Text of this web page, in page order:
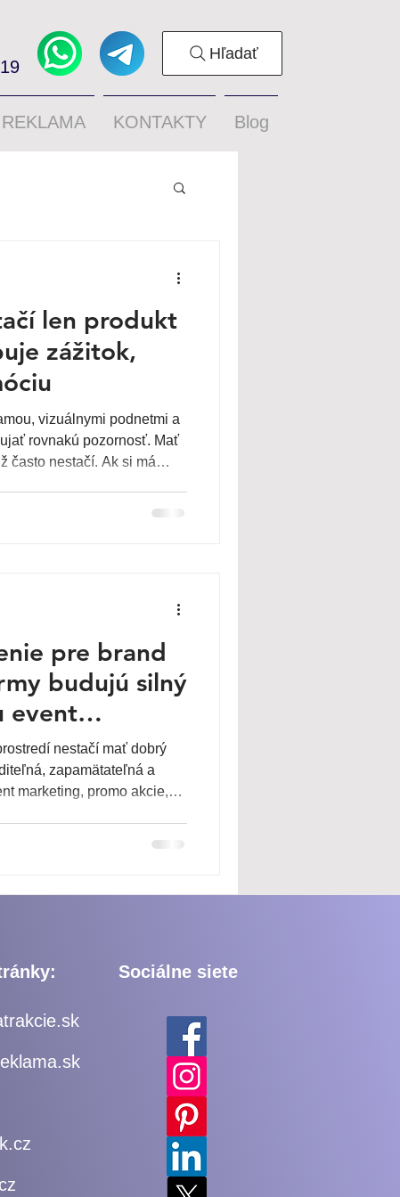
Hľadať
REKLAMA KONTAKTY Blog
len produkt
zážitok,
vizuálnymi podnetmi a
rovnakú pozornosť. Mať
často nestačí. Ak si má
pre brand
budujú silný
event
a
nestačí mať dobrý
zapamätateľná a
marketing, promo akcie,
pre eventy aako funguje
Sociálne siete